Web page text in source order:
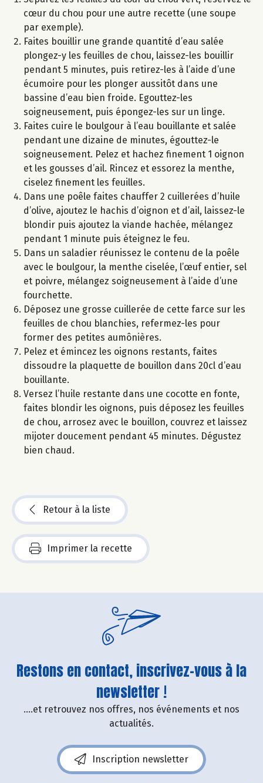
cœur du chou pour une autre recette (une soupe
par exemple).
Faites bouillir une grande quantité d’eau salée
plongez-y les feuilles de chou, laissez-les bouillir
pendant 5 minutes, puis retirez-les à l’aide d’une
écumoire pour les plonger aussitôt dans une
bassine d’eau bien froide. Egouttez-les
soigneusement, puis épongez-les sur un linge.
Faites cuire le boulgour à l’eau bouillante et salée
pendant une dizaine de minutes, égouttez-le
soigneusement. Pelez et hachez finement 1 oignon
et les gousses d’ail. Rincez et essorez la menthe,
ciselez finement les feuilles.
Dans une poêle faites chauffer 2 cuillerées d’huile
d’olive, ajoutez le hachis d’oignon et d’ail, laissez-le
blondir puis ajoutez la viande hachée, mélangez
pendant 1 minute puis éteignez le feu.
Dans un saladier réunissez le contenu de la poêle
avec le boulgour, la menthe ciselée, l’œuf entier, sel
et poivre, mélangez soigneusement à l’aide d’une
fourchette.
Déposez une grosse cuillerée de cette farce sur les
feuilles de chou blanchies, refermez-les pour
former des petites aumônières.
Pelez et émincez les oignons restants, faites
dissoudre la plaquette de bouillon dans 20cl d’eau
bouillante.
Versez l’huile restante dans une cocotte en fonte,
faites blondir les oignons, puis déposez les feuilles
de chou, arrosez avec le bouillon, couvrez et laissez
mijoter doucement pendant 45 minutes. Dégustez
bien chaud.
Retour à la liste
Imprimer la recette
Restons en contact, inscrivez-vous à la
newsletter !
....et retrouvez nos offres, nos événements et nos
actualités.
Inscription newsletter